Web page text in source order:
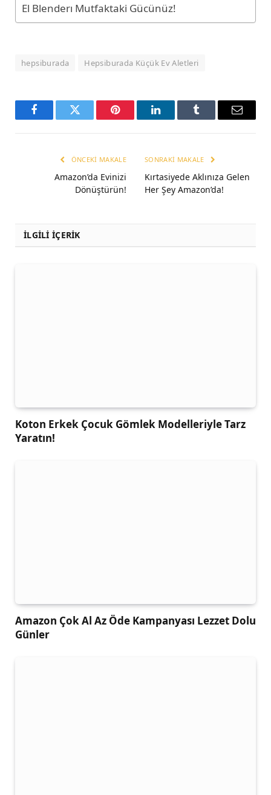
El Blenderı Mutfaktaki Gücünüz!
hepsiburada Hepsiburada Küçük Ev Aletleri
FacebookTwitter Pinterest LinkedInTumblr Email
ÖNCEKI MAKALE
Amazon’da Evinizi
Dönüştürün!
SONRAKI MAKALE
Kırtasiyede Aklınıza Gelen
Her Şey Amazon’da!
İLGİLİ İÇERİK
Koton Erkek Çocuk Gömlek Modelleriyle Tarz
Yaratın!
Amazon Çok Al Az Öde Kampanyası Lezzet Dolu
Günler